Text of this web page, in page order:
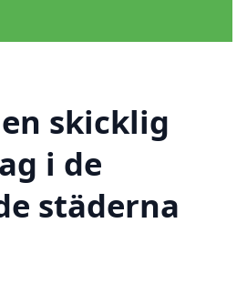
skicklig
i de
städerna